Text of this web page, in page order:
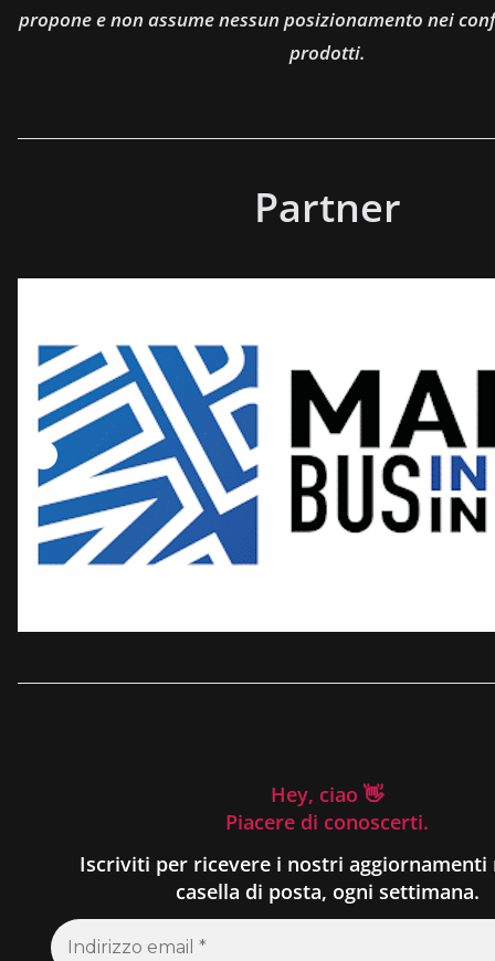
propone e non assume nessun posizionamento nei
prodotti.
Partner
Hey, ciao 👋
Piacere di conoscerti.
Iscriviti per ricevere i nostri aggiornamenti
casella di posta, ogni settimana.